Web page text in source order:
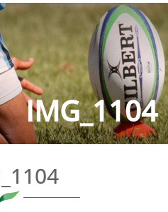
IMG_1104